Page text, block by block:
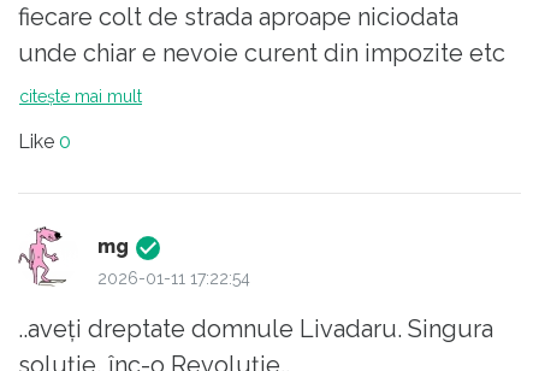
fiecare colt de strada aproape niciodata
unde chiar e nevoie curent din impozite etc
politie locala inutila asta e la nivel national
coruptie si proiecte inutile
Parerea mea ai o primarie care are x bani
acum nu aberatia ca ii dam mai mult din
comasam si punem kpi ca la privat. Nu te
citește mai mult
Like 0
mg
2026-01-11 17:22:54
..aveți dreptate domnule Livadaru. Singura
soluție, înc-o Revoluție..